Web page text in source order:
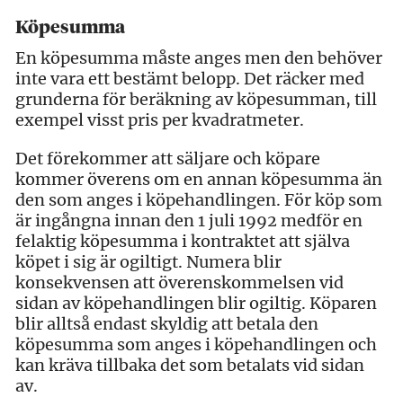
Köpesumma
En köpesumma måste anges men den behöver
inte vara ett bestämt belopp. Det räcker med
grunderna för beräkning av köpesumman, till
exempel visst pris per kvadratmeter.
Det förekommer att säljare och köpare
kommer överens om en annan köpesumma än
den som anges i köpehandlingen. För köp som
är ingångna innan den 1 juli 1992 medför en
felaktig köpesumma i kontraktet att själva
köpet i sig är ogiltigt. Numera blir
konsekvensen att överenskommelsen vid
sidan av köpehandlingen blir ogiltig. Köparen
blir alltså endast skyldig att betala den
köpesumma som anges i köpehandlingen och
kan kräva tillbaka det som betalats vid sidan
av.